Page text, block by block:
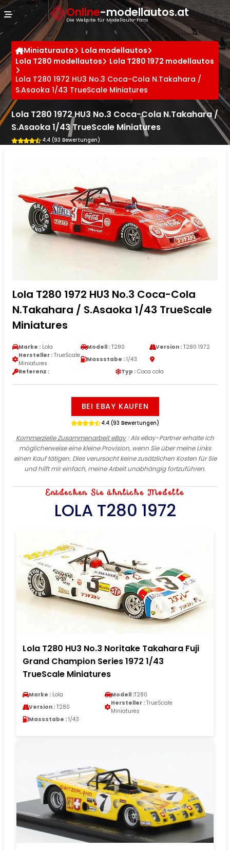
Online-modellautos.at
Die Website für Modellauto-Fans
Miniaturauto
Lola modellautos
Lola T280 modellautos
Lola T280 1972 modellautos
Lola T280 1972 HU3 No.3 Coca-Cola N.Takahara /
S.Asaoka 1/43 TrueScale Miniatures
Lola T280 1972 HU3 No.3 Coca-Cola N.Takahara /
S.Asaoka 1/43 TrueScale Miniatures
4.4 (93 Bewertungen)
Lola T280 1972 HU3 No.3 Coca-Cola
N.Takahara / S.Asaoka 1/43 TrueScale
Miniatures
Marke : Lola Modell : T280 Version :T280 1972
Hersteller : TrueScale
Miniatures
Massstabe : 1/43
Referenz :
Typ : Coca cola
BEI EBAY KAUFEN
4.4 (93 Bewertungen)
Kommerzielle Zusammenarbeit eBay: Als eBay-Partner erhalte ich
möglicherweise eine kleine Provision, wenn Sie über meine Links
einen Kauf tätigen. Dies verursacht keine zusätzlichen Kosten für Sie
und hilft mir einfach, meine Arbeit unabhängig fortzuführen.
Entdecken Sie ähnliche Modelle
LOLA T280 1972
Lola T280 HU3 No.3 Noritake Takahara Fuji
Grand Champion Series 1972 1/43
TrueScale Miniatures
Marke : Lola Modell :T280
Version : T280
Hersteller : TrueScale
Miniatures
Massstabe : 1/43
Cookie-Einstellungen